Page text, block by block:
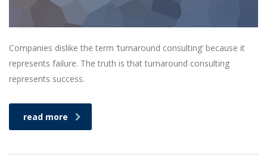
Companies dislike the term ‘turnaround consulting’ because it
represents failure. The truth is that turnaround consulting
represents success.
read more